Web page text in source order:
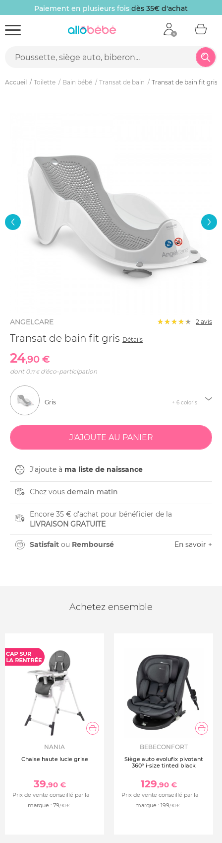
Paiement en plusieurs fois dès 35€ d'achat
Accueil Toilette Bain bébé Transat de bain Transat de bain fit gris
ANGELCARE 2 avis
Transat de bain fit gris Détails
24,90 €
dont 0,17 €d'éco-participation
Gris + 6 coloris
J'ajoute à ma liste de naissance
Chez vous demain matin
Encore 35 € d'achat pour bénéficier de la
LIVRAISON GRATUITE
Satisfait ou Remboursé En savoir +
Achetez ensemble
NANIA
Chaise haute lucie grise
39,90 €
Prix de vente conseillé par la
marque : 79,90 €
BEBECONFORT
Siège auto evolufix pivotant
360° i-size tinted black
129,90 €
Prix de vente conseillé par la
marque : 199,90 €